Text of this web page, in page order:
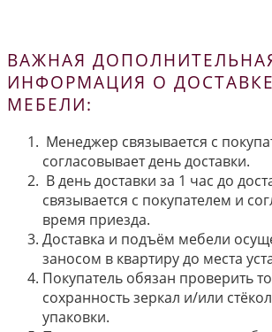
ВАЖНАЯ
ИНФОРМАЦИЯ О
МЕБЕЛИ:
Менеджер связывается с
согласовывает день доставки.
В день доставки за 1 час до
связывается с покупателем и
время приезда.
Доставка и подъём мебели
заносом в квартиру до места
Покупатель обязан проверить
сохранность зеркал и/или
упаковки.